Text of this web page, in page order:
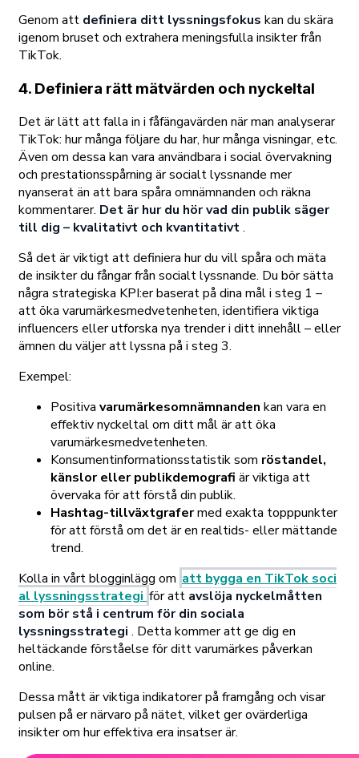
Genom att definiera ditt lyssningsfokus kan du skära
igenom bruset och extrahera meningsfulla insikter från
TikTok.
4. Definiera rätt mätvärden och nyckeltal
Det är lätt att falla in i fåfängavärden när man analyserar
TikTok: hur många följare du har, hur många visningar, etc.
Även om dessa kan vara användbara i social övervakning
och prestationsspårning är socialt lyssnande mer
nyanserat än att bara spåra omnämnanden och räkna
kommentarer. Det är hur du hör vad din publik säger
till dig – kvalitativt och kvantitativt.
Så det är viktigt att definiera hur du vill spåra och mäta
de insikter du fångar från socialt lyssnande. Du bör sätta
några strategiska KPI:er baserat på dina mål i steg 1 –
att öka varumärkesmedvetenheten, identifiera viktiga
influencers eller utforska nya trender i ditt innehåll – eller
ämnen du väljer att lyssna på i steg 3.
Exempel:
Positiva varumärkesomnämnanden kan vara en
effektiv nyckeltal om ditt mål är att öka
varumärkesmedvetenheten.
Konsumentinformationsstatistik som röstandel,
känslor eller publikdemografi är viktiga att
övervaka för att förstå din publik.
Hashtag-tillväxtgrafermed exakta topppunkter
för att förstå om det är en realtids- eller mättande
trend.
Kolla in vårt blogginlägg om att bygga en TikTok soci
al lyssningsstrategi för att avslöja nyckelmåtten
som bör stå i centrum för din sociala
lyssningsstrategi . Detta kommer att ge dig en
heltäckande förståelse för ditt varumärkes påverkan
online.
Dessa mått är viktiga indikatorer på framgång och visar
pulsen på er närvaro på nätet, vilket ger ovärderliga
insikter om hur effektiva era insatser är.